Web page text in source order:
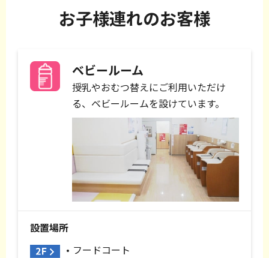
お子様連れのお客様
ベビールーム
授乳やおむつ替えにご利用いただけ
る、ベビールームを設けています。
設置場所
フードコート